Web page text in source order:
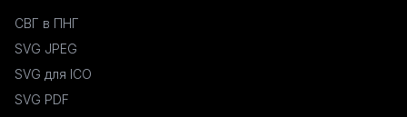
СВГ в ПНГ
SVG JPEG
SVG для ICO
SVG PDF